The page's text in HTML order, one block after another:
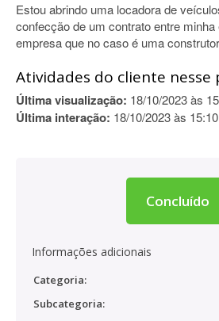
Estou abrindo uma locadora de
confecção de um contrato entre
empresa que no caso é uma
Atividades do cliente nesse
Última visualização: 18/10/2023 às
Última interação: 18/10/2023 às 15:10
Concluído
Informações adicionais
Categoria:
Subcategoria: